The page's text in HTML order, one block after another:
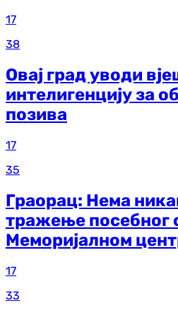
17
38
Овај град уводи
интелигенцију за
позива
17
35
Граорац: Нема
тражење посебног
Меморијалном
17
33